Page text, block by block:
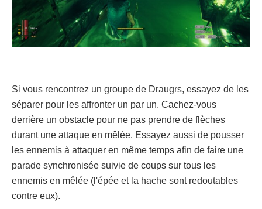
Si vous rencontrez un groupe de Draugrs, essayez de les
séparer pour les affronter un par un. Cachez-vous
derrière un obstacle pour ne pas prendre de flèches
durant une attaque en mêlée. Essayez aussi de pousser
les ennemis à attaquer en même temps afin de faire une
parade synchronisée suivie de coups sur tous les
ennemis en mêlée (l'épée et la hache sont redoutables
contre eux).